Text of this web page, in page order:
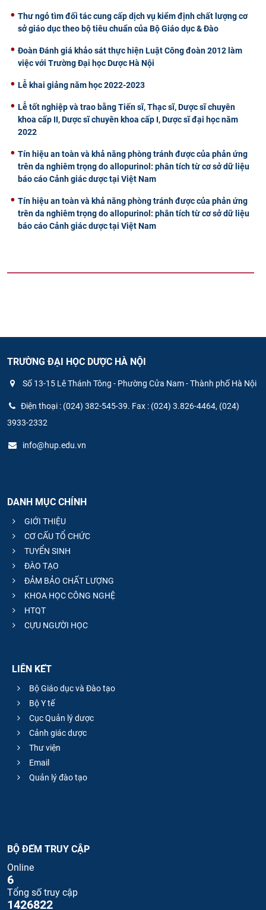
Thư ngỏ tìm đối tác cung cấp dịch vụ kiểm định chất lượng cơ
sở giáo dục theo bộ tiêu chuẩn của Bộ Giáo dục & Đào
Đoàn Đánh giá khảo sát thực hiện Luật Công đoàn 2012 làm
việc với Trường Đại học Dược Hà Nội
Lễ khai giảng năm học 2022-2023
Lễ tốt nghiệp và trao bằng Tiến sĩ, Thạc sĩ, Dược sĩ chuyên
khoa cấp II, Dược sĩ chuyên khoa cấp I, Dược sĩ đại học năm
2022
Tín hiệu an toàn và khả năng phòng tránh được của phản ứng
trên da nghiêm trọng do allopurinol: phân tích từ cơ sở dữ liệu
báo cáo Cảnh giác dược tại Việt Nam
Tín hiệu an toàn và khả năng phòng tránh được của phản ứng
trên da nghiêm trọng do allopurinol: phân tích từ cơ sở dữ liệu
báo cáo Cảnh giác dược tại Việt Nam
TRƯỜNG ĐẠI HỌC DƯỢC HÀ NỘI
Số 13-15 Lê Thánh Tông - Phường Cửa Nam - Thành phố Hà Nội
Điện thoại : (024) 382-545-39. Fax : (024) 3.826-4464, (024)
3933-2332
info@hup.edu.vn
DANH MỤC CHÍNH
GIỚI THIỆU
CƠ CẤU TỔ CHỨC
TUYỂN SINH
ĐÀO TẠO
ĐẢM BẢO CHẤT LƯỢNG
KHOA HỌC CÔNG NGHỆ
HTQT
CỰU NGƯỜI HỌC
LIÊN KẾT
Bộ Giáo dục và Đào tạo
Bộ Y tế
Cục Quản lý dược
Cảnh giác dược
Thư viện
Email
Quản lý đào tạo
BỘ ĐẾM TRUY CẬP
Online
6
Tổng số truy cập
1426822